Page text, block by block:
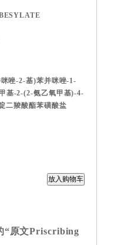
唑-2-基)苯并咪唑-1-
基-2-(2-氨乙氧甲基)-4-
二羧酸酯苯磺酸盐
“原文Priscribing